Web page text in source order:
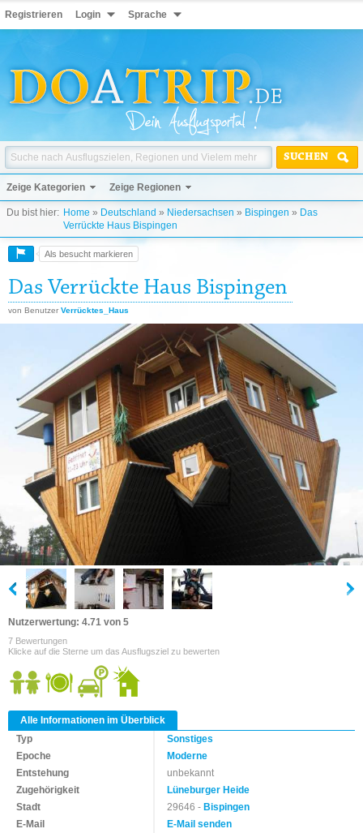
Registrieren Login Sprache
SUCHEN
Zeige Kategorien Zeige Regionen
Du bist hier: Home » Deutschland » Niedersachsen » Bispingen » Das
Verrückte Haus Bispingen
Als besucht markieren
Das Verrückte Haus Bispingen
von Benutzer Verrücktes_Haus
Nutzerwertung: 4.71 von 5
7 Bewertungen
Klicke auf die Sterne um das Ausflugsziel zu bewerten
Alle Informationen im Überblick
Typ
Sonstiges
Epoche
Moderne
Entstehung
unbekannt
Zugehörigkeit
Lüneburger Heide
Stadt
29646 -Bispingen
E-Mail
E-Mail senden